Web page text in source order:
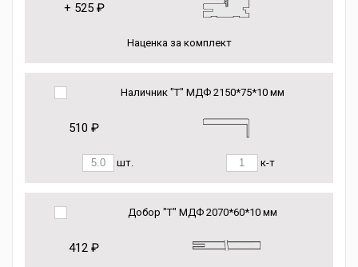
+ 525 ₽
Наценка за комплект
Наличник "Т" МДФ 2150*75*10 мм
510 ₽
шт. к-т
Добор "Т" МДФ 2070*60*10 мм
412 ₽